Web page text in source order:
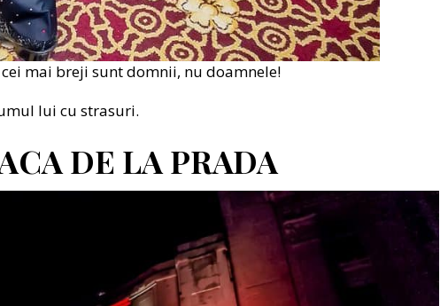
mai breji sunt domnii, nu doamnele!
lui cu strasuri.
DE LA PRADA